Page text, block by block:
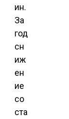
ин.
За
год
сн
иж
ен
ие
со
ста